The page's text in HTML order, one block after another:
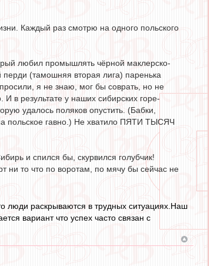
Каждый раз смотрю на одного польского
любил промышлять чёрной маклерско-
(тамошняя вторая лига) паренька
я не знаю, мог бы соврать, но не
в результате у наших сибирских горе-
удалось поляков опустить. (Бабки,
польское гавно.) Не хватило ПЯТИ ТЫСЯЧ
и спился бы, скурвился голубчик!
ни то что по воротам, по мячу бы сейчас не
люди раскрываются в трудных ситуациях.Наш
вариант что успех часто связан с